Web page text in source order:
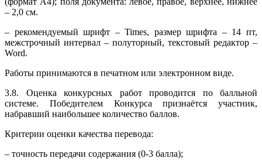
– 2,0 см.
– рекомендуемый шрифт – Times, размер шрифта – 14 пт,
межстрочный интервал – полуторный, текстовый редактор –
Word.
Работы принимаются в печатном или электронном виде.
3.8. Оценка конкурсных работ проводится по балльной
системе. Победителем Конкурса признаётся участник,
набравший наибольшее количество баллов.
Критерии оценки качества перевода:
– точность передачи содержания (0-3 балла);